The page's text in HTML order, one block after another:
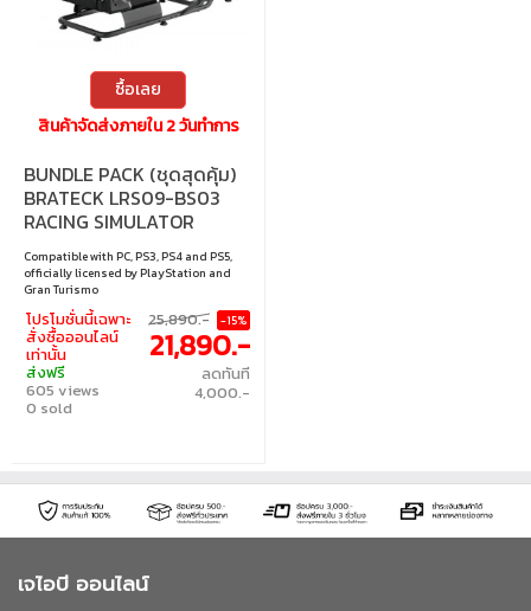
ซื้อเลย
สินค้าจัดส่งภายใน 2 วันทำการ
BUNDLE PACK (ชุดสุดคุ้ม)
BRATECK LRS09-BS03
RACING SIMULATOR
COCKPIT WITH MONITOR
MOUNT + THRUSTMASTER
T300 RS GT
Compatible with PC, PS3, PS4 and PS5,
officially licensed by PlayStation and
Gran Turismo
โปรโมชั่นนี้เฉพาะ
สั่งซื้อออนไลน์
เท่านั้น
ส่งฟรี
605 views
0 sold
25,890.- -15%
21,890.-
ลดทันที
4,000.-
เจไอบี ออนไลน์